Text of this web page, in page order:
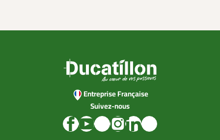
Entreprise Française
Suivez-nous